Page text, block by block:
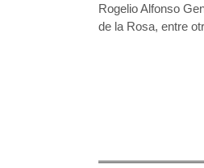
Rogelio Alfonso
de la Rosa, entre